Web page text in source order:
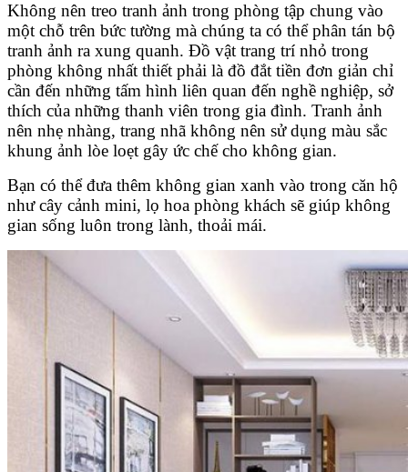
Không nên treo tranh ảnh trong phòng tập chung vào
một chỗ trên bức tường mà chúng ta có thể phân tán bộ
tranh ảnh ra xung quanh. Đồ vật trang trí nhỏ trong
phòng không nhất thiết phải là đồ đắt tiền đơn giản chỉ
cần đến những tấm hình liên quan đến nghề nghiệp, sở
thích của những thanh viên trong gia đình. Tranh ảnh
nên nhẹ nhàng, trang nhã không nên sử dụng màu sắc
khung ảnh lòe loẹt gây ức chế cho không gian.
Bạn có thể đưa thêm không gian xanh vào trong căn hộ
như cây cảnh mini, lọ hoa phòng khách sẽ giúp không
gian sống luôn trong lành, thoải mái.